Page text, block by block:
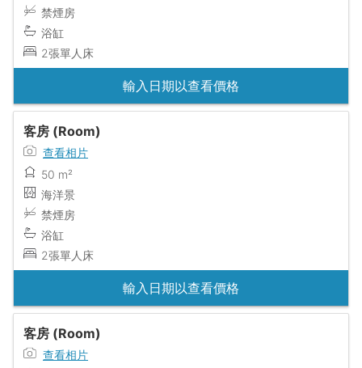
禁煙房
浴缸
2張單人床
輸入日期以查看價格
客房 (Room)
查看相片
50 m²
海洋景
禁煙房
浴缸
2張單人床
輸入日期以查看價格
客房 (Room)
查看相片